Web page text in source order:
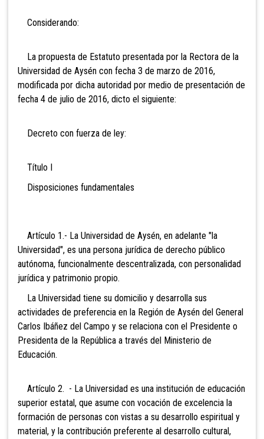
Considerando:
La propuesta de Estatuto presentada por la Rectora de la
Universidad de Aysén con fecha 3 de marzo de 2016,
modificada por dicha autoridad por medio de presentación de
fecha 4 de julio de 2016, dicto el siguiente:
Decreto con fuerza de ley:
Título I
Disposiciones fundamentales
Artículo 1.- La Universidad de Aysén, en adelante "la
Universidad", es una persona jurídica de derecho público
autónoma, funcionalmente descentralizada, con personalidad
jurídica y patrimonio propio.
La Universidad tiene su domicilio y desarrolla sus
actividades de preferencia en la Región de Aysén del General
Carlos Ibáñez del Campo y se relaciona con el Presidente o
Presidenta de la República a través del Ministerio de
Educación.
Artículo 2. - La Universidad es una institución de educación
superior estatal, que asume con vocación de excelencia la
formación de personas con vistas a su desarrollo espiritual y
material, y la contribución preferente al desarrollo cultural,